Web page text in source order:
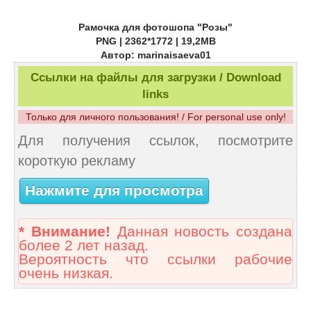
Рамочка для фотошопа "Розы"
PNG | 2362*1772 | 19,2MB
Автор: marinaisaeva01
Ссылки на файлы для загрузки / Download
links
Только для личного пользования! / For personal use only!
Для получения ссылок, посмотрите
короткую рекламу
Нажмите для просмотра
* Внимание! Данная новость создана
более 2 лет назад.
Вероятность что ссылки рабочие
очень низкая.